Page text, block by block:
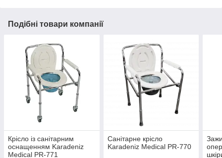
Подібні товари компанії
Крісло із санітарним
оснащенням Karadeniz
Medical PR-771
Санітарне крісло
Karadeniz Medical PR-770